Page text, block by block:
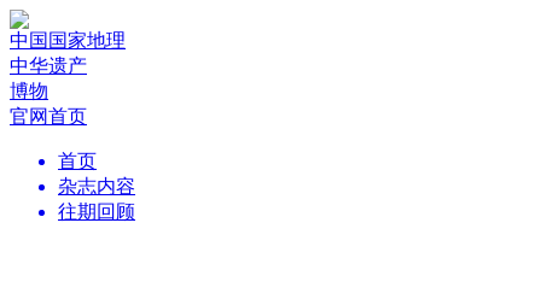
中国国家地理
中华遗产
博物
官网首页
首页
杂志内容
往期回顾